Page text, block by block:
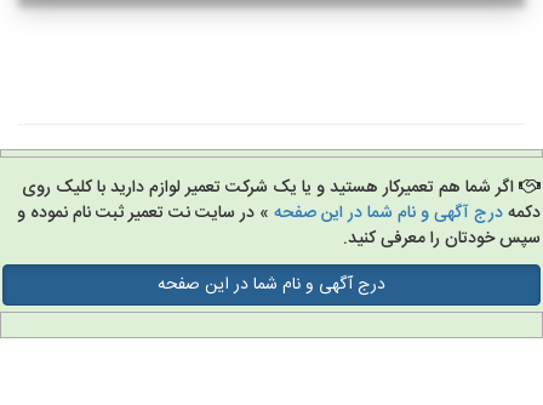
اگر شما هم تعمیرکار هستید و یا یک شرکت تعمیر لوازم دارید با کلیک روی
درج آگهی و نام شما در این صفحه» در سایت نت تعمیر ثبت نام نموده و
خودتان را معرفی کنید.
درج آگهی و نام شما در این صفحه